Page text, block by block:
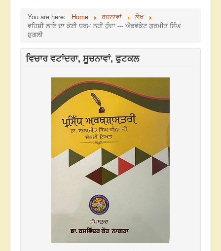
You are here: Home ਰਚਨਾਵਾਂ
ਲੇਖ
ਵਹਿਸ਼ੀ ਲਾਣੇ ਦਾ ਕੋਈ ਧਰਮ ਨਹੀਂ ਹੁੰਦਾ --- ਐਡਵੋਕੇਟ ਗੁਰਮੀਤ ਸਿੰਘ
ਸ਼ੁਗਲੀ
ਵਿਚਾਰ ਵਟਾਂਦਰਾ, ਸੂਚਨਾਵਾਂ, ਫੁਟਕਲ